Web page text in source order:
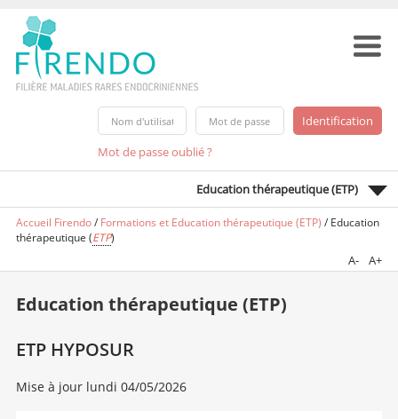
Mot de passe oublié ?
Education thérapeutique (ETP)
Accueil Firendo/Formations et Education thérapeutique (ETP) /Education
thérapeutique (ETP)
A- A+
Education thérapeutique (ETP)
ETP HYPOSUR
Mise à jour lundi 04/05/2026